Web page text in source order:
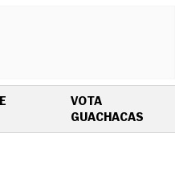
IN NEW WINDOW
VOTA
GUACHACAS